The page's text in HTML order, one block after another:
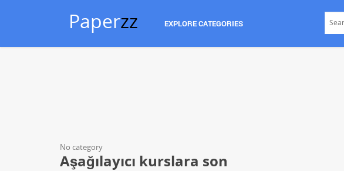
Paperzz EXPLORE CATEGORIES
No category
Aşağılayıcı kurslara son